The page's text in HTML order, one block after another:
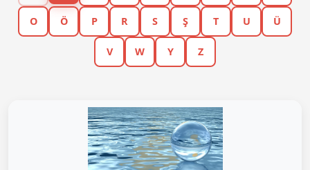
O Ö P R S Ş T U Ü
V W Y Z